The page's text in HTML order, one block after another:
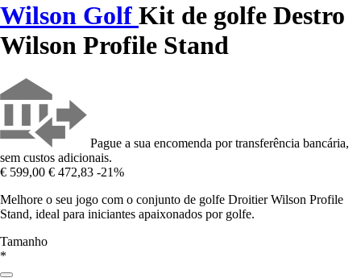
Wilson Golf Kit de golfe Destro
Wilson Profile Stand
Pague a sua encomenda por transferência bancária,
sem custos adicionais.
€ 599,00 € 472,83 -21%
Melhore o seu jogo com o conjunto de golfe Droitier Wilson Profile
Stand, ideal para iniciantes apaixonados por golfe.
Tamanho
*